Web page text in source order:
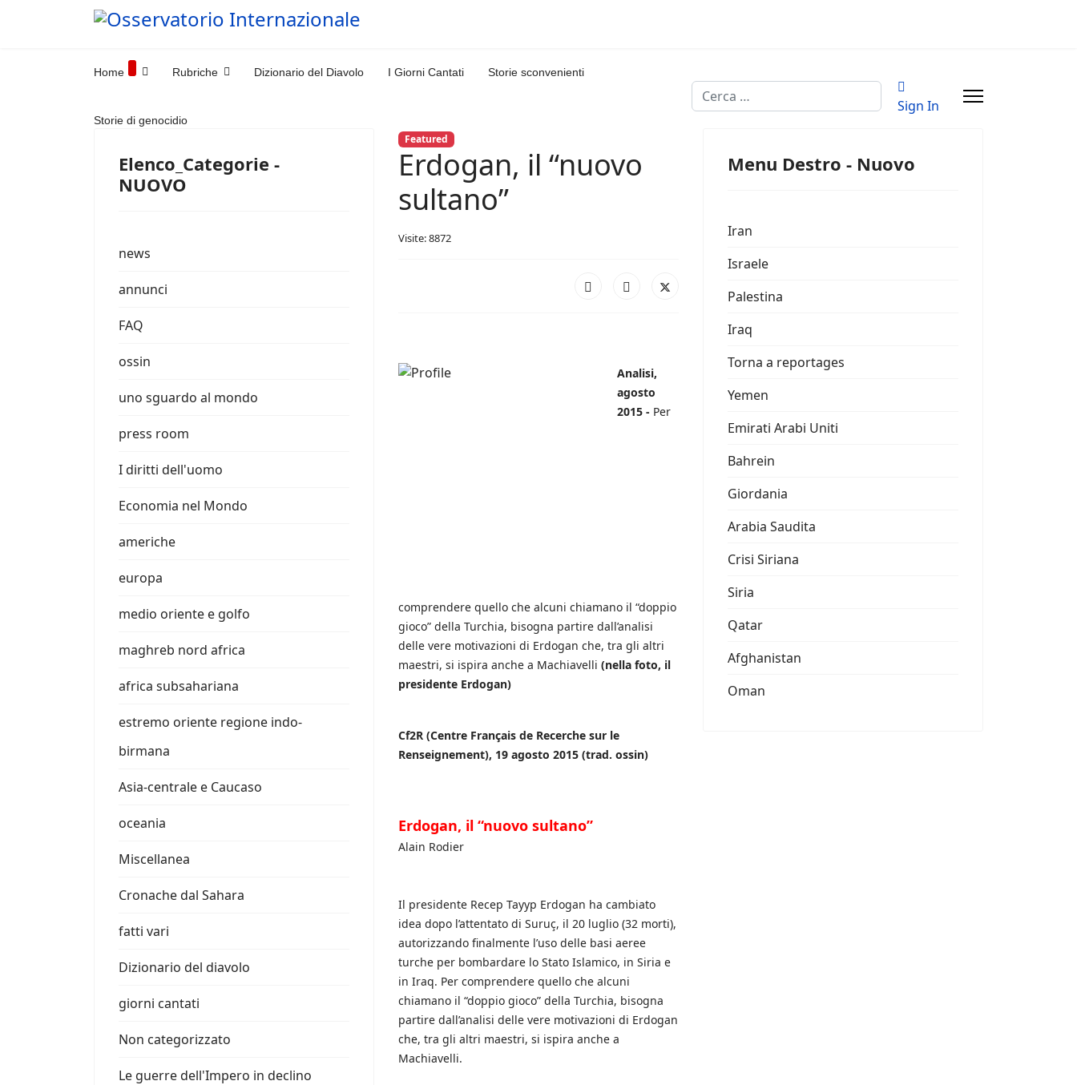
Home Rubriche Dizionario del Diavolo I Giorni Cantati Storie sconvenienti
Storie di genocidio
Cerca
Sign In
Elenco_Categorie -
NUOVO
news
annunci
FAQ
ossin
uno sguardo al mondo
press room
I diritti dell'uomo
Economia nel Mondo
americhe
europa
medio oriente e golfo
maghreb nord africa
africa subsahariana
estremo oriente regione indo-
birmana
Asia-centrale e Caucaso
oceania
Miscellanea
Cronache dal Sahara
fatti vari
Dizionario del diavolo
giorni cantati
Non categorizzato
Le guerre dell'Impero in declino
Featured
Erdogan, il “nuovo
sultano”
Visite: 8872
Analisi,
agosto
2015 - Per
comprendere quello che alcuni chiamano il “doppio
gioco” della Turchia, bisogna partire dall’analisi
delle vere motivazioni di Erdogan che, tra gli altri
maestri, si ispira anche a Machiavelli (nella foto, il
presidente Erdogan)
Cf2R (Centre Français de Recerche sur le
Renseignement), 19 agosto 2015 (trad. ossin)
Erdogan, il “nuovo sultano”
Alain Rodier
Il presidente Recep Tayyp Erdogan ha cambiato
idea dopo l’attentato di Suruç, il 20 luglio (32 morti),
autorizzando finalmente l’uso delle basi aeree
turche per bombardare lo Stato Islamico, in Siria e
in Iraq. Per comprendere quello che alcuni
chiamano il “doppio gioco” della Turchia, bisogna
partire dall’analisi delle vere motivazioni di Erdogan
che, tra gli altri maestri, si ispira anche a
Machiavelli.
Menu Destro - Nuovo
Iran
Israele
Palestina
Iraq
Torna a reportages
Yemen
Emirati Arabi Uniti
Bahrein
Giordania
Arabia Saudita
Crisi Siriana
Siria
Qatar
Afghanistan
Oman